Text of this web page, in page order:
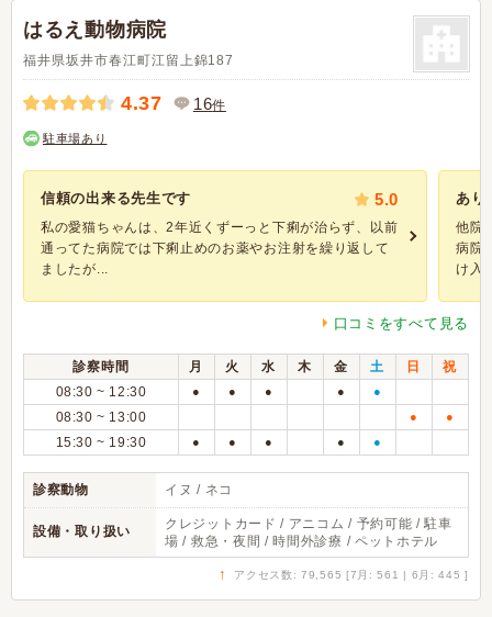
はるえ動物病院
福井県坂井市春江町江留上錦187
4.37 16件
駐車場あり
信頼の出来る先生です 5.0
私の愛猫ちゃんは、2年近くずーっと下痢が治らず、以前
通ってた病院では下痢止めのお薬やお注射を繰り返して
ましたが...
あり
他院
病院
け入
口コミをすべて見る
診察時間 月 火 水 木 金 土 日
祝
08:30 ~ 12:30
● ● ● ● ●
08:30 ~ 13:00 ● ●
15:30 ~ 19:30 ● ● ● ● ●
診察動物 イヌ / ネコ
設備・取り扱い
クレジットカード / アニコム / 予約可能 / 駐車
場 / 救急・夜間 / 時間外診療 / ペットホテル
↑ アクセス数: 79,565 [7月: 561 | 6月: 445 ]